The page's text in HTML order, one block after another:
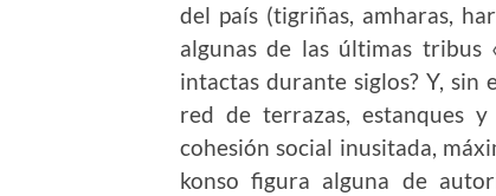
del país (tigriñas, amharas,
algunas de las últimas tribus
intactas durante siglos? Y, sin
red de terrazas, estanques
cohesión social inusitada,
konso figura alguna de